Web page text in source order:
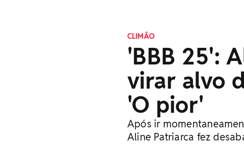
CLIMÃO
'BBB 25':
virar alvo
'O pior'
Após ir
Aline Patriarca fez